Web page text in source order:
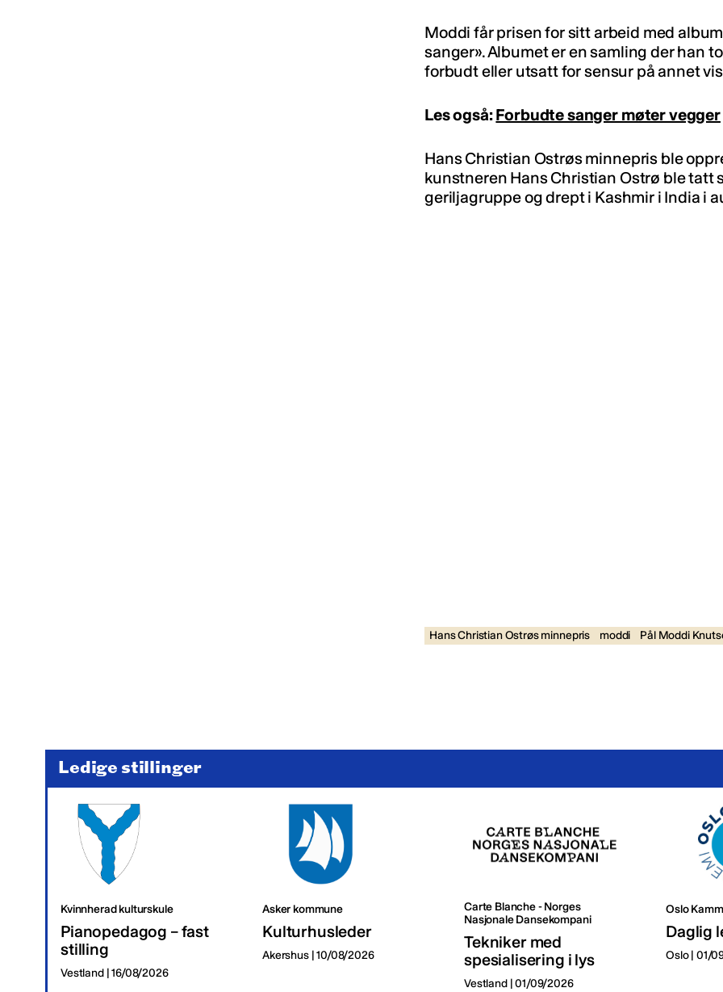
Moddi får prisen for sitt arbeid med
sanger». Albumet er en samling der han
forbudt eller utsatt for sensur på annet
Les også:Forbudte sanger møter vegger
Hans Christian Ostrøs minnepris ble
kunstneren Hans Christian Ostrø ble tatt
geriljagruppe og drept i Kashmir i India i
Hans Christian Ostrøs minnepris moddi Pål Moddi
Ledige stillinger
Kvinnherad kulturskule
Pianopedagog – fast
stilling
Vestland | 16/08/2026
Asker kommune
Kulturhusleder
Akershus | 10/08/2026
Carte Blanche - Norges
Nasjonale Dansekompani
Tekniker med
spesialisering i lys
Vestland | 01/09/2026
Oslo
Daglig
Oslo | 01/